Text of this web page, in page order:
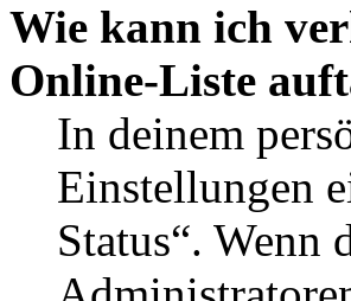
Wie kann ich
Online-Liste
In deinem
Einstellungen
Status“. Wenn